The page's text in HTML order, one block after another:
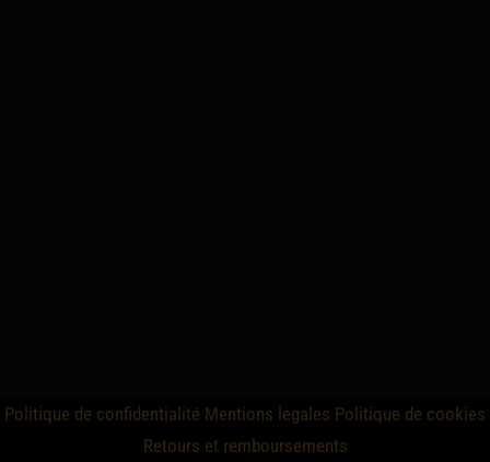
Politique de confidentialité Mentions legales Politique de cookies
Retours et remboursements